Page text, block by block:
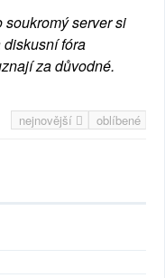
soukromý server si
fóra
za důvodné.
nejnovější oblíbené